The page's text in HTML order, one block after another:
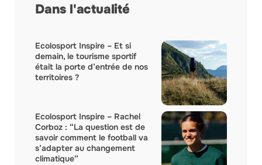
Dans l'actualité
Ecolosport Inspire – Et si
demain, le tourisme sportif
était la porte d’entrée de nos
territoires ?
Ecolosport Inspire – Rachel
Corboz : “La question est de
savoir comment le football va
s’adapter au changement
climatique”